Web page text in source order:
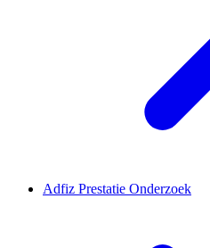
Adfiz Prestatie Onderzoek